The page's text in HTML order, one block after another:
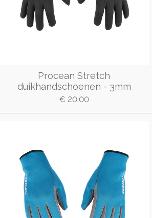
Procean Stretch
duikhandschoenen - 3mm
€ 20,00